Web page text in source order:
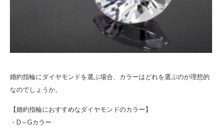
婚約指輪にダイヤモンドを選ぶ場合、カラーはどれを選ぶのが理想的
なのでしょうか。
【婚約指輪におすすめなダイヤモンドのカラー】
・D～Gカラー